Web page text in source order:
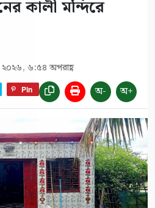
কালী মন্দিরে
৬:৫৪ অপরাহ্ণ
Pin অ- অ+